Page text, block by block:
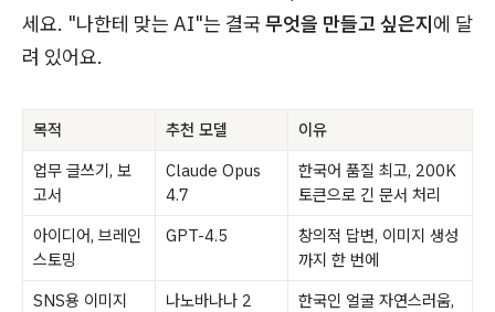
세요. "나한테 맞는 AI"는 결국 무엇을 만들고 싶은지에 달
려 있어요.
목적 추천 모델
이유
업무 글쓰기, 보
고서
Claude Opus
4.7
한국어 품질 최고, 200K
토큰으로 긴 문서 처리
아이디어, 브레인
스토밍
GPT-4.5
창의적 답변, 이미지 생성
까지 한 번에
SNS용 이미지
나노바나나 2
한국인 얼굴 자연스러움,